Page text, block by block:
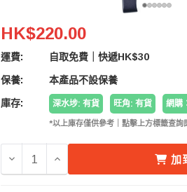
SmallRig 3959 11" Rosette Arm
HK$220.00
運費: 自取免費｜快遞HK$30
保養: 本產品不設保養
庫存: 深水埗: 有貨 旺角: 有貨 網購
*以上庫存僅供參考｜點擊上方標籤查詢
減少 SMALLRIG 3959 11"
增加 SMALLRIG 3959 加